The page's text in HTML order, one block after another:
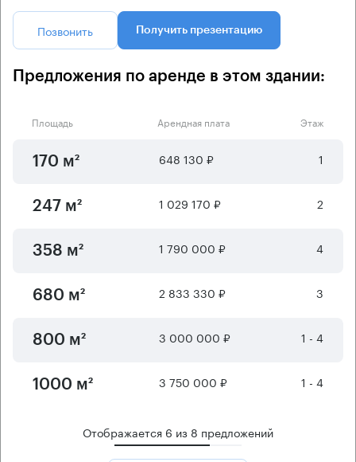
Позвонить Получить презентацию
Предложения по аренде в этом здании:
Площадь Арендная плата Этаж
170 м² 648 130 ₽ 1
247 м² 1 029 170 ₽ 2
358 м² 1 790 000 ₽ 4
680 м² 2 833 330 ₽ 3
800 м² 3 000 000 ₽ 1 - 4
1000 м² 3 750 000 ₽ 1 - 4
Отображается 6 из 8 предложений